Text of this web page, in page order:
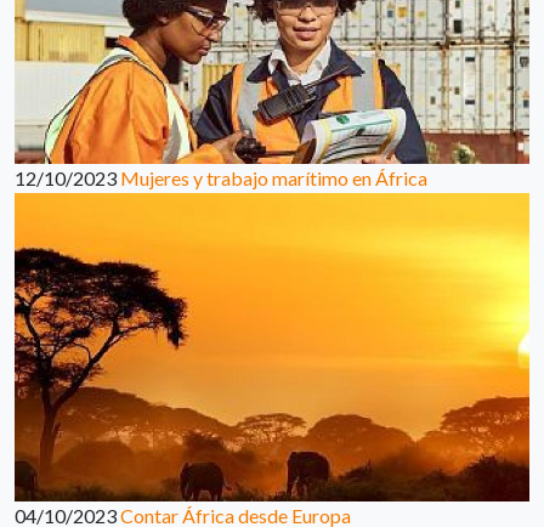
12/10/2023 Mujeres y trabajo marítimo en África
04/10/2023Contar África desde Europa